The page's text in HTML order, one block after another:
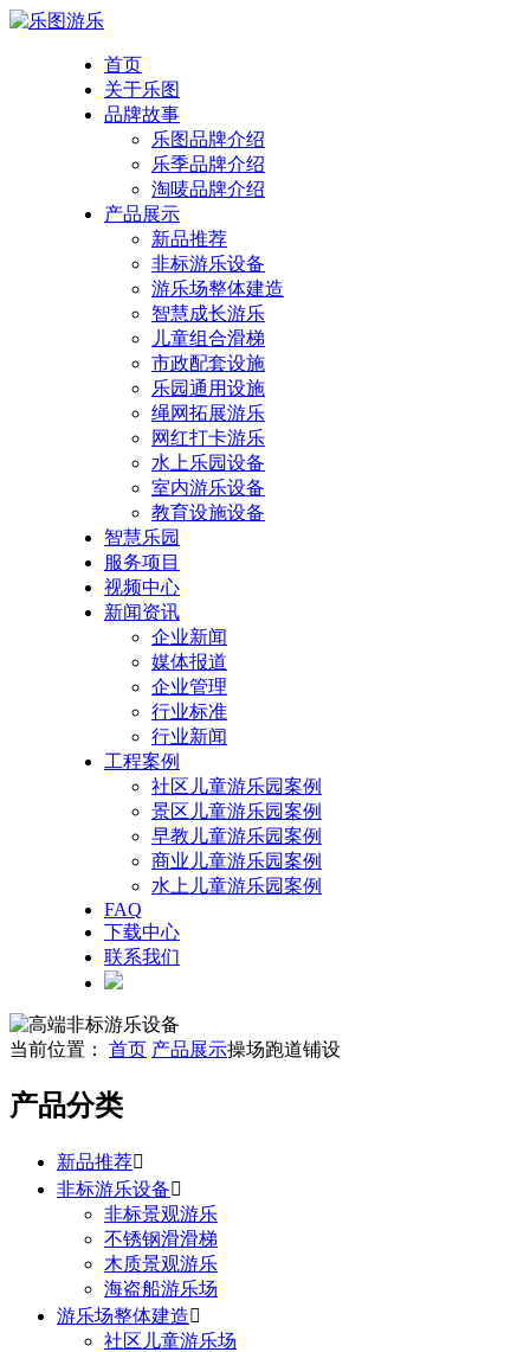
首页
关于乐图
品牌故事
乐图品牌介绍
乐季品牌介绍
淘唛品牌介绍
产品展示
新品推荐
非标游乐设备
游乐场整体建造
智慧成长游乐
儿童组合滑梯
市政配套设施
乐园通用设施
绳网拓展游乐
网红打卡游乐
水上乐园设备
室内游乐设备
教育设施设备
智慧乐园
服务项目
视频中心
新闻资讯
企业新闻
媒体报道
企业管理
行业标准
行业新闻
工程案例
社区儿童游乐园案例
景区儿童游乐园案例
早教儿童游乐园案例
商业儿童游乐园案例
水上儿童游乐园案例
FAQ
下载中心
联系我们
当前位置： 首页 产品展示操场跑道铺设
产品分类
新品推荐
非标游乐设备
非标景观游乐
不锈钢滑滑梯
木质景观游乐
海盗船游乐场
游乐场整体建造
社区儿童游乐场